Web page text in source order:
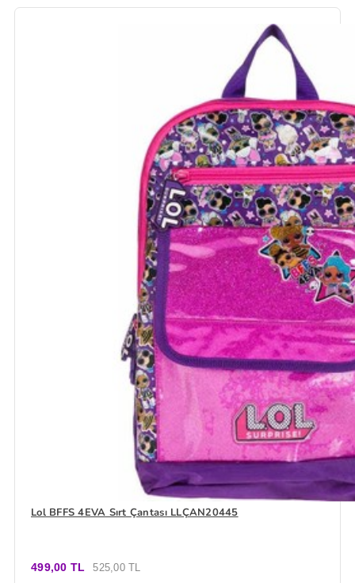
Lol BFFS 4EVA Sırt Çantası LLÇAN20445
499,00 TL 525,00 TL